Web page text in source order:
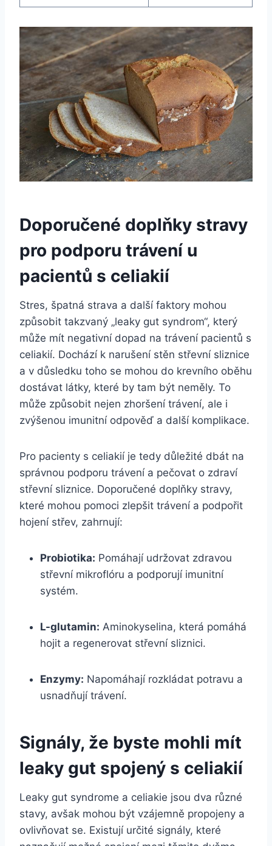
Doporučené doplňky stravy
pro podporu trávení u
pacientů s celiakií
Stres, špatná strava a další faktory mohou
způsobit takzvaný „leaky gut syndrom“, který
může mít negativní dopad na trávení pacientů s
celiakií. Dochází k narušení stěn střevní sliznice
a v důsledku toho se mohou do krevního oběhu
dostávat látky, které by tam být neměly. To
může způsobit nejen zhoršení trávení, ale i
zvýšenou imunitní odpověď a další komplikace.
Pro pacienty s celiakií je tedy důležité dbát na
správnou podporu trávení a pečovat o zdraví
střevní sliznice. Doporučené doplňky stravy,
které mohou pomoci zlepšit trávení a podpořit
hojení střev, zahrnují:
Probiotika: Pomáhají udržovat zdravou
střevní mikroflóru a podporují imunitní
systém.
L-glutamin: Aminokyselina, která pomáhá
hojit a regenerovat střevní sliznici.
Enzymy: Napomáhají rozkládat potravu a
usnadňují trávení.
Signály, že byste mohli mít
leaky gut spojený s celiakií
Leaky gut syndrome a celiakie jsou dva různé
stavy, avšak mohou být vzájemně propojeny a
ovlivňovat se. Existují určité signály, které